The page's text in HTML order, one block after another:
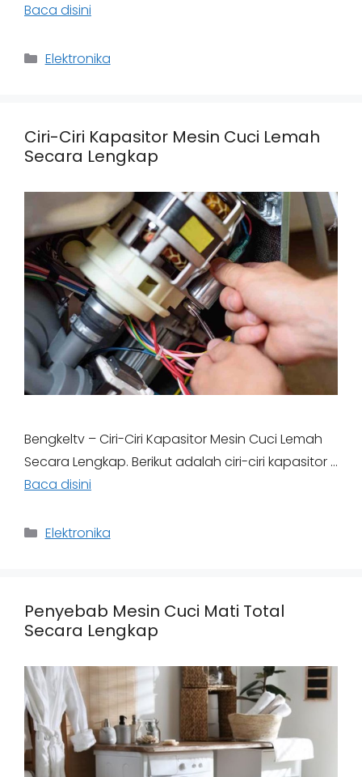
Baca disini
Categories
Elektronika
Ciri-Ciri Kapasitor Mesin Cuci Lemah
Secara Lengkap
Bengkeltv – Ciri-Ciri Kapasitor Mesin Cuci Lemah
Secara Lengkap. Berikut adalah ciri-ciri kapasitor …
Baca disini
Categories
Elektronika
Penyebab Mesin Cuci Mati Total
Secara Lengkap